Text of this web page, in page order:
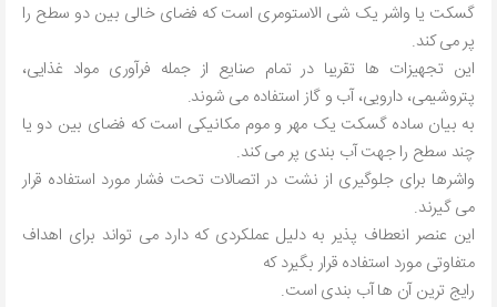
گسکت یا واشر یک شی الاستومری است که فضای خالی بین دو سطح را
پر می کند.
این تجهیزات ها تقریبا در تمام صنایع از جمله فرآوری مواد غذایی،
پتروشیمی، دارویی، آب و گاز استفاده می شوند.
به بیان ساده گسکت یک مهر و موم مکانیکی است که فضای بین دو یا
چند سطح را جهت آب بندی پر می کند.
واشرها برای جلوگیری از نشت در اتصالات تحت فشار مورد استفاده قرار
می گیرند.
این عنصر انعطاف پذیر به دلیل عملکردی که دارد می تواند برای اهداف
متفاوتی مورد استفاده قرار بگیرد که
رایج ترین آن ها آب بندی است.